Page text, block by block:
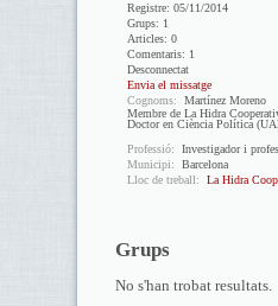
Registre: 05/11/2014
Grups: 1
Articles: 0
Comentaris: 1
Desconnectat
Envia el missatge
Cognoms:
Martínez Moreno
Membre de La Hidra
Doctor en Ciència Política
Professió:
Investigador i
Municipi:
Barcelona
Lloc de treball:
La Hidra
Grups
No s'han trobat resultats.